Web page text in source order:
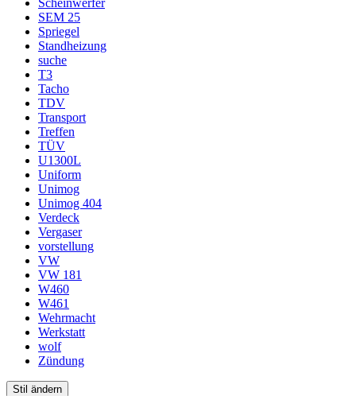
Scheinwerfer
SEM 25
Spriegel
Standheizung
suche
T3
Tacho
TDV
Transport
Treffen
TÜV
U1300L
Uniform
Unimog
Unimog 404
Verdeck
Vergaser
vorstellung
VW
VW 181
W460
W461
Wehrmacht
Werkstatt
wolf
Zündung
Stil ändern